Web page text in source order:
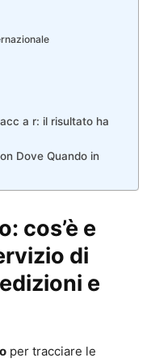
a r: il risultato ha
Dove Quando in
cos’è e
di
e
per tracciare le